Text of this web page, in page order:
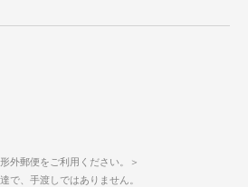
外郵便をご利用ください。＞
で、手渡しではありません。